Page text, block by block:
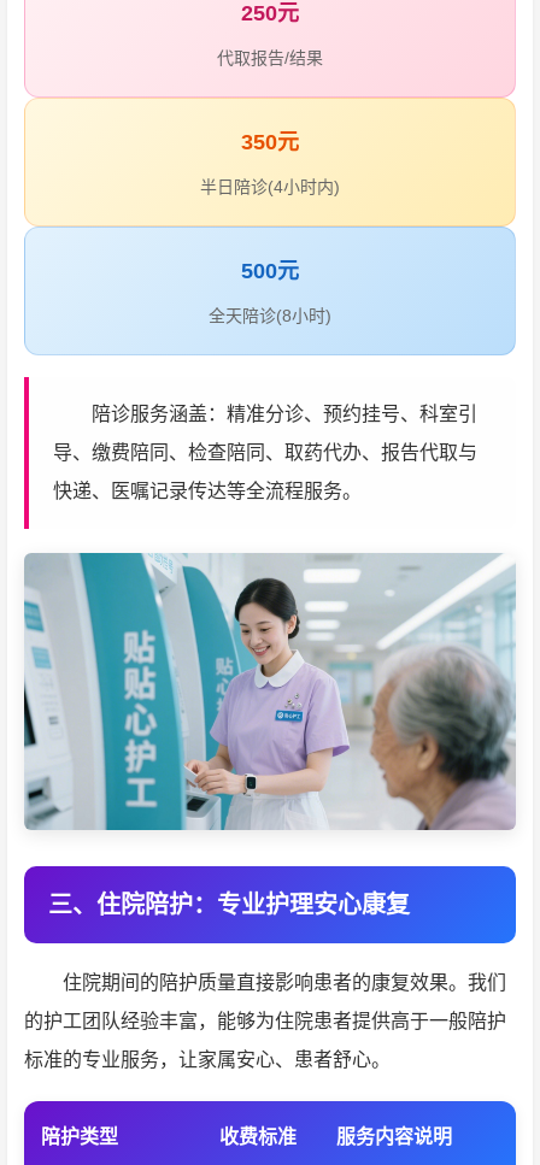
250元
代取报告/结果
350元
半日陪诊(4小时内)
500元
全天陪诊(8小时)
陪诊服务涵盖：精准分诊、预约挂号、科室引
导、缴费陪同、检查陪同、取药代办、报告代取与
快递、医嘱记录传达等全流程服务。
三、住院陪护：专业护理安心康复
住院期间的陪护质量直接影响患者的康复效果。我们
的护工团队经验丰富，能够为住院患者提供高于一般陪护
标准的专业服务，让家属安心、患者舒心。
陪护类型 收费标准 服务内容说明